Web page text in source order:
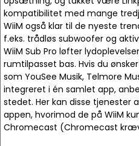
kompatibilitet med mange
WiiM også klar til de nyeste
f.eks. trådløs subwoofer og
WiiM Sub Pro løfter
rumtilpasset bas. Hvis du
som YouSee Musik, Telmore
integreret i én samlet app,
stedet. Her kan disse tjenester
appen, hvorimod de på WiiM
Chromecast (Chromecast